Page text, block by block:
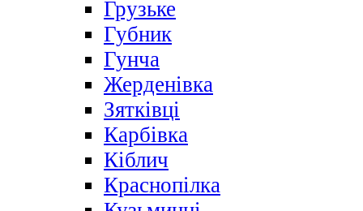
Грузьке
Губник
Гунча
Жерденівка
Зятківці
Карбівка
Кіблич
Краснопілка